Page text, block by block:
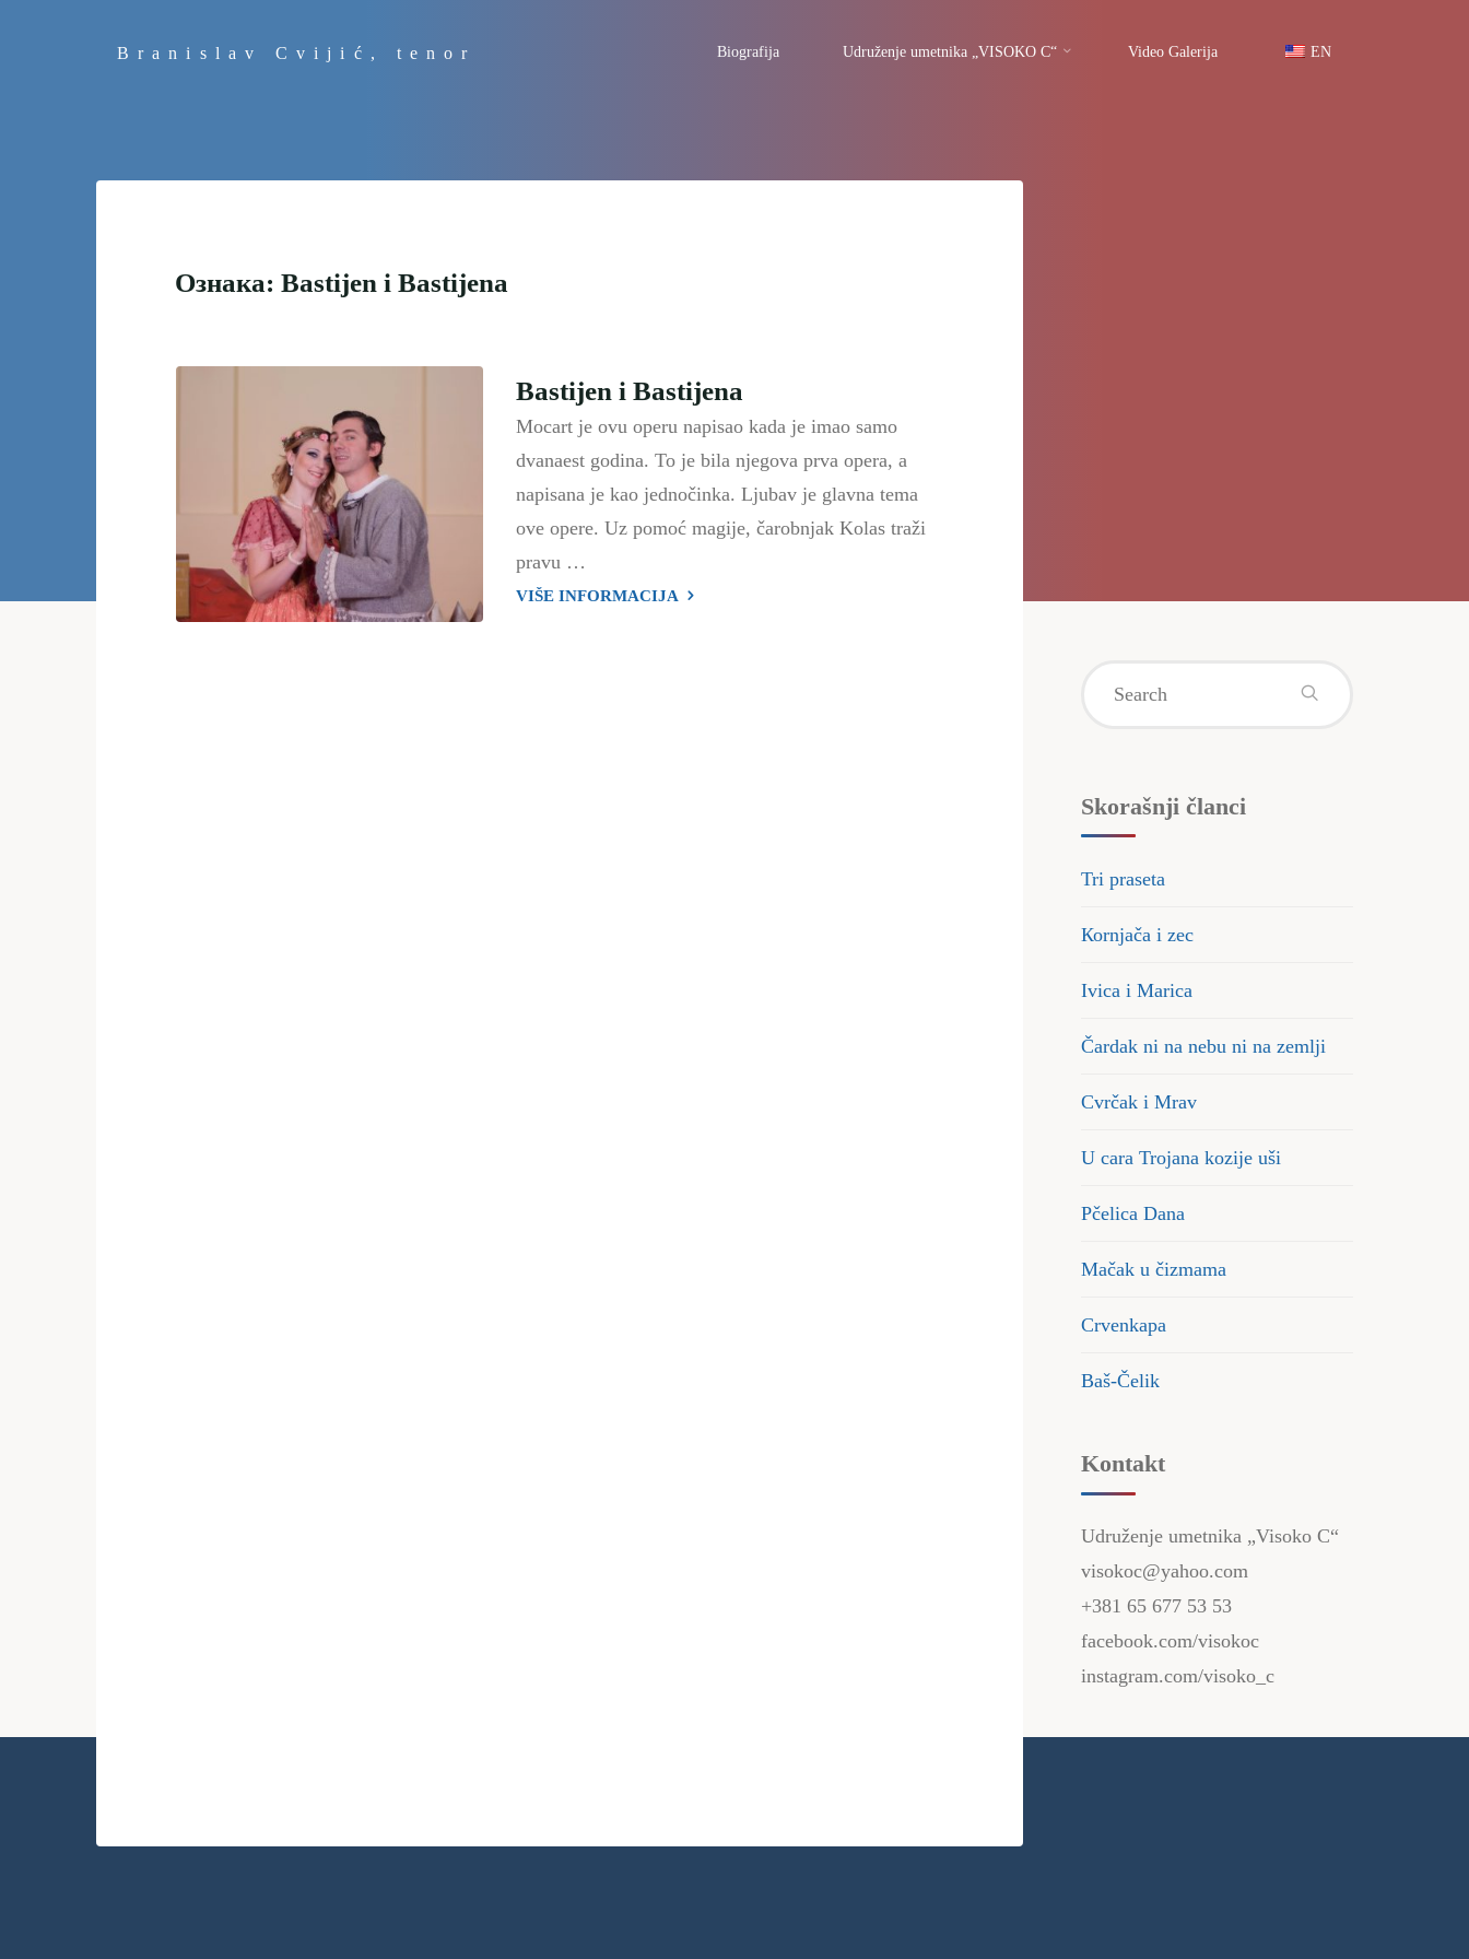
Branislav Cvijić, tenor Biografija Udruženje umetnika „VISOKO C“ Video Galerija EN
Ознака: Bastijen i Bastijena
Bastijen i Bastijena
Mocart je ovu operu napisao kada je imao samo
dvanaest godina. To je bila njegova prva opera, a
napisana je kao jednočinka. Ljubav je glavna tema
ove opere. Uz pomoć magije, čarobnjak Kolas traži
pravu …
VIŠE INFORMACIJA
Skorašnji članci
Tri praseta
Коrnjača i zec
Ivica i Marica
Čardak ni na nebu ni na zemlji
Cvrčak i Mrav
U cara Trojana kozije uši
Pčelica Dana
Mačak u čizmama
Crvenkapa
Baš-Čelik
Kontakt
Udruženje umetnika „Visoko C“
visokoc@yahoo.com
+381 65 677 53 53
facebook.com/visokoc
instagram.com/visoko_c